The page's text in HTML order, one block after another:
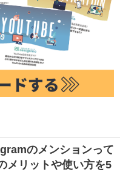
のメンションって
メリットや使い方を5